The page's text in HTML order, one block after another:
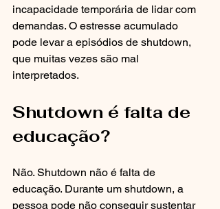
incapacidade temporária de lidar com
demandas. O estresse acumulado
pode levar a episódios de shutdown,
que muitas vezes são mal
interpretados.
Shutdown é falta de
educação?
Não. Shutdown não é falta de
educação. Durante um shutdown, a
pessoa pode não conseguir sustentar